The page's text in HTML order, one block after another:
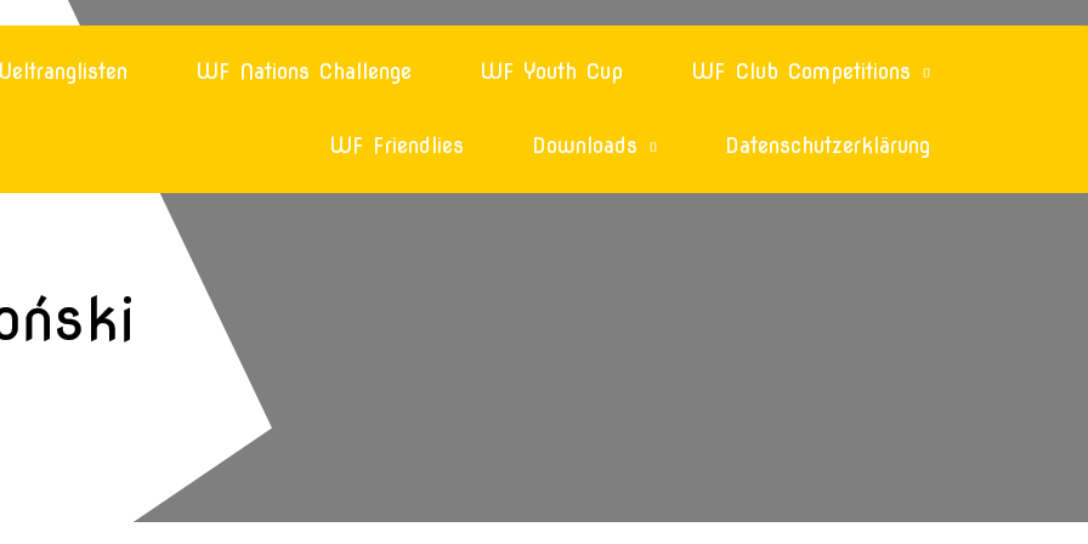
WF Nations Challenge WF Youth Cup WF Club Competitions
WF Friendlies Downloads Datenschutzerklärung